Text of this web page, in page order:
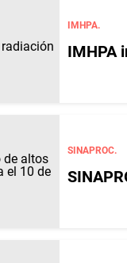
IMHPA.
IMHPA
SINAPROC.